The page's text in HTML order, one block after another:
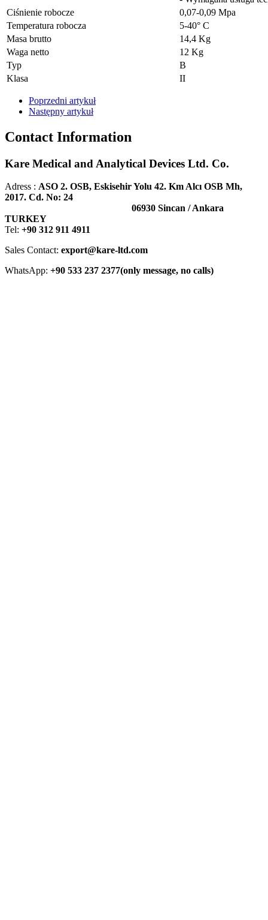
Ciśnienie robocze
0,07-0,09 Mpa
Temperatura robocza
5-40° C
Masa brutto
14,4 Kg
Waga netto
12 Kg
Typ
B
Klasa
II
Poprzedni artykuł
Następny artykuł
Contact Information
Kare Medical and Analytical Devices Ltd. Co.
Adress : ASO 2. OSB, Eskisehir Yolu 42. Km Alcı OSB Mh,
2017. Cd. No: 24
06930 Sincan / Ankara
TURKEY
Tel: +90 312 911 4911
Sales Contact: export@kare-ltd.com
WhatsApp: +90 533 237 2377(only message, no calls)